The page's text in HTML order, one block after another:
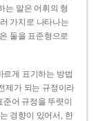
는 말은 어휘의 형
가지로 나타나는
둘을 표준형으로
르게 표기하는 방법
제가 되는 규정이라
어 규정을 뚜렷이
경향이 있어서, 한